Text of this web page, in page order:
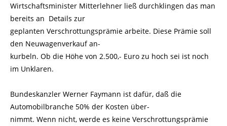
Wirtschaftsminister Mitterlehner ließ durchklingen das man
bereits an Details zur
geplanten Verschrottungsprämie arbeite. Diese Prämie soll
den Neuwagenverkauf an-
kurbeln. Ob die Höhe von 2.500,- Euro zu hoch sei ist noch
im Unklaren.
Bundeskanzler Werner Faymann ist dafür, daß die
Automobilbranche 50% der Kosten über-
nimmt. Wenn nicht, werde es keine Verschrottungsprämie